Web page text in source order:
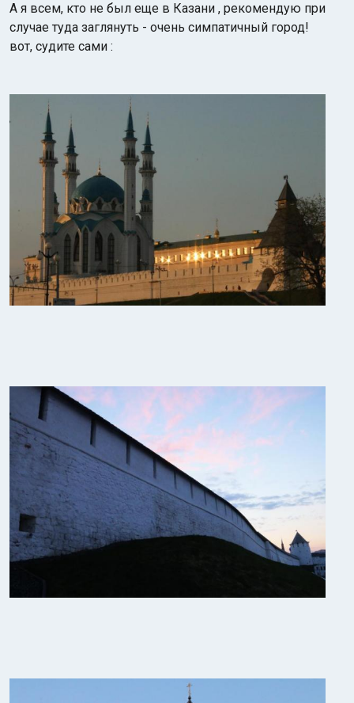
А я всем, кто не был еще в Казани , рекомендую при
случае туда заглянуть - очень симпатичный город!
вот, судите сами :